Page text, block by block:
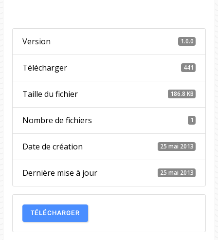
Version 1.0.0
Télécharger 441
Taille du fichier 186.8 KB
Nombre de fichiers 1
Date de création 25 mai 2013
Dernière mise à jour 25 mai 2013
TÉLÉCHARGER